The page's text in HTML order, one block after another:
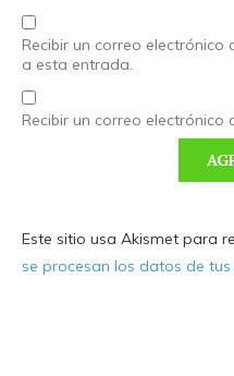
Recibir un correo
a esta entrada.
Recibir un correo
Este sitio usa Akismet para
se procesan los datos de